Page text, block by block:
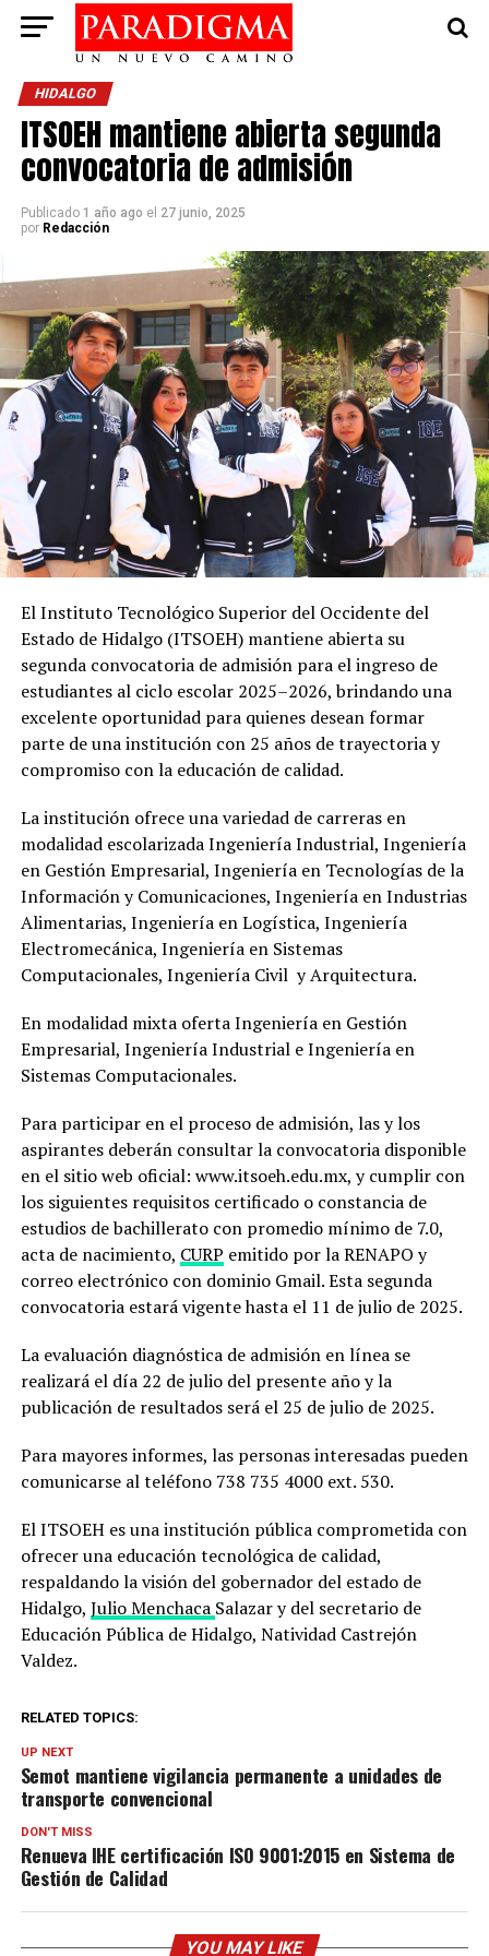
HIDALGO
ITSOEH mantiene abierta segunda
convocatoria de admisión
Publicado 1 año ago el 27 junio, 2025
por Redacción
El Instituto Tecnológico Superior del Occidente del
Estado de Hidalgo (ITSOEH) mantiene abierta su
segunda convocatoria de admisión para el ingreso de
estudiantes al ciclo escolar 2025–2026, brindando una
excelente oportunidad para quienes desean formar
parte de una institución con 25 años de trayectoria y
compromiso con la educación de calidad.
La institución ofrece una variedad de carreras en
modalidad escolarizada Ingeniería Industrial, Ingeniería
en Gestión Empresarial, Ingeniería en Tecnologías de la
Información y Comunicaciones, Ingeniería en Industrias
Alimentarias, Ingeniería en Logística, Ingeniería
Electromecánica, Ingeniería en Sistemas
Computacionales, Ingeniería Civil y Arquitectura.
En modalidad mixta oferta Ingeniería en Gestión
Empresarial, Ingeniería Industrial e Ingeniería en
Sistemas Computacionales.
Para participar en el proceso de admisión, las y los
aspirantes deberán consultar la convocatoria disponible
en el sitio web oficial: www.itsoeh.edu.mx, y cumplir con
los siguientes requisitos certificado o constancia de
estudios de bachillerato con promedio mínimo de 7.0,
acta de nacimiento, CURP emitido por la RENAPO y
correo electrónico con dominio Gmail. Esta segunda
convocatoria estará vigente hasta el 11 de julio de 2025.
La evaluación diagnóstica de admisión en línea se
realizará el día 22 de julio del presente año y la
publicación de resultados será el 25 de julio de 2025.
Para mayores informes, las personas interesadas pueden
comunicarse al teléfono 738 735 4000 ext. 530.
El ITSOEH es una institución pública comprometida con
ofrecer una educación tecnológica de calidad,
respaldando la visión del gobernador del estado de
Hidalgo, Julio Menchaca Salazar y del secretario de
Educación Pública de Hidalgo, Natividad Castrejón
Valdez.
RELATED TOPICS:
UP NEXT
Semot mantiene vigilancia permanente a unidades de
transporte convencional
DON'T MISS
Renueva IHE certificación ISO 9001:2015 en Sistema de
Gestión de Calidad
YOU MAY LIKE